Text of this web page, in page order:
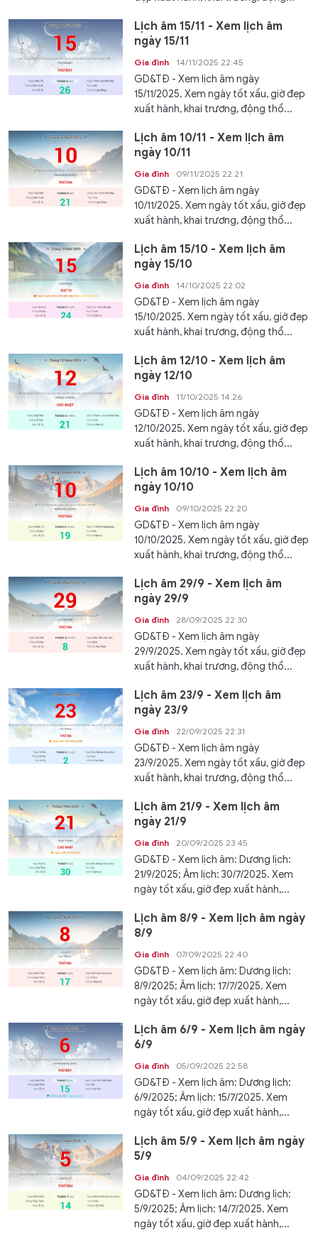
Lịch âm 15/11 - Xem lịch âm
ngày 15/11
Gia đình 14/11/2025 22:45
GD&TĐ - Xem lịch âm ngày
15/11/2025. Xem ngày tốt xấu, giờ đẹp
xuất hành, khai trương, động thổ...
Lịch âm 10/11 - Xem lịch âm
ngày 10/11
Gia đình 09/11/2025 22:21
GD&TĐ - Xem lịch âm ngày
10/11/2025. Xem ngày tốt xấu, giờ đẹp
xuất hành, khai trương, động thổ...
Lịch âm 15/10 - Xem lịch âm
ngày 15/10
Gia đình 14/10/2025 22:02
GD&TĐ - Xem lịch âm ngày
15/10/2025. Xem ngày tốt xấu, giờ đẹp
xuất hành, khai trương, động thổ...
Lịch âm 12/10 - Xem lịch âm
ngày 12/10
Gia đình 11/10/2025 14:26
GD&TĐ - Xem lịch âm ngày
12/10/2025. Xem ngày tốt xấu, giờ đẹp
xuất hành, khai trương, động thổ...
Lịch âm 10/10 - Xem lịch âm
ngày 10/10
Gia đình 09/10/2025 22:20
GD&TĐ - Xem lịch âm ngày
10/10/2025. Xem ngày tốt xấu, giờ đẹp
xuất hành, khai trương, động thổ...
Lịch âm 29/9 - Xem lịch âm
ngày 29/9
Gia đình 28/09/2025 22:30
GD&TĐ - Xem lịch âm ngày
29/9/2025. Xem ngày tốt xấu, giờ đẹp
xuất hành, khai trương, động thổ...
Lịch âm 23/9 - Xem lịch âm
ngày 23/9
Gia đình 22/09/2025 22:31
GD&TĐ - Xem lịch âm ngày
23/9/2025. Xem ngày tốt xấu, giờ đẹp
xuất hành, khai trương, động thổ...
Lịch âm 21/9 - Xem lịch âm
ngày 21/9
Gia đình 20/09/2025 23:45
GD&TĐ - Xem lịch âm: Dương lịch:
21/9/2025; Âm lịch: 30/7/2025. Xem
ngày tốt xấu, giờ đẹp xuất hành,...
Lịch âm 8/9 - Xem lịch âm ngày
8/9
Gia đình 07/09/2025 22:40
GD&TĐ - Xem lịch âm: Dương lịch:
8/9/2025; Âm lịch: 17/7/2025. Xem
ngày tốt xấu, giờ đẹp xuất hành,...
Lịch âm 6/9 - Xem lịch âm ngày
6/9
Gia đình 05/09/2025 22:58
GD&TĐ - Xem lịch âm: Dương lịch:
6/9/2025; Âm lịch: 15/7/2025. Xem
ngày tốt xấu, giờ đẹp xuất hành,...
Lịch âm 5/9 - Xem lịch âm ngày
5/9
Gia đình 04/09/2025 22:42
GD&TĐ - Xem lịch âm: Dương lịch:
5/9/2025; Âm lịch: 14/7/2025. Xem
ngày tốt xấu, giờ đẹp xuất hành,...